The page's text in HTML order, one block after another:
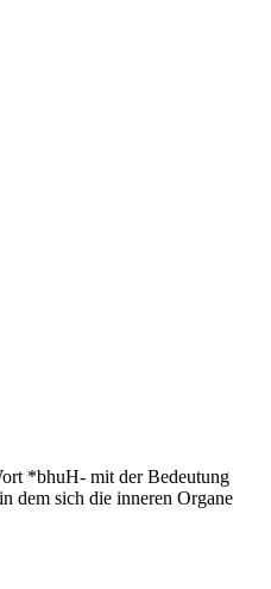
*bhuH- mit der Bedeutung
dem sich die inneren Organe